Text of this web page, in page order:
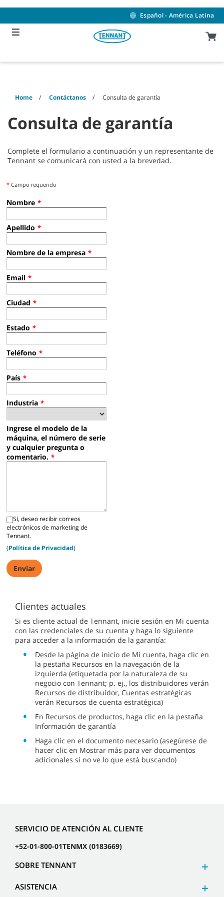
content
navigation
menu
Español - América Latina
Home Contáctanos Consulta de garantía
Consulta de garantía
Complete el formulario a continuación y un representante de
Tennant se comunicará con usted a la brevedad.
* Campo requerido
Nombre *
Apellido *
Nombre de la empresa *
Email *
Ciudad *
Estado *
Teléfono *
País *
Industria *
Ingrese el modelo de la
máquina, el número de serie
y cualquier pregunta o
comentario. *
Sí, deseo recibir correos
electrónicos de marketing de
Tennant.
(Política de Privacidad)
Clientes actuales
Si es cliente actual de Tennant, inicie sesión en Mi cuenta
con las credenciales de su cuenta y haga lo siguiente
para acceder a la información de la garantía:
Desde la página de inicio de Mi cuenta, haga clic en
la pestaña Recursos en la navegación de la
izquierda (etiquetada por la naturaleza de su
negocio con Tennant; p. ej., los distribuidores verán
Recursos de distribuidor, Cuentas estratégicas
verán Recursos de cuenta estratégica)
En Recursos de productos, haga clic en la pestaña
Información de garantía
Haga clic en el documento necesario (asegúrese de
hacer clic en Mostrar más para ver documentos
adicionales si no ve lo que está buscando)
SERVICIO DE ATENCIÓN AL CLIENTE
+52-01-800-01TENMX (0183669)
SOBRE TENNANT
ASISTENCIA